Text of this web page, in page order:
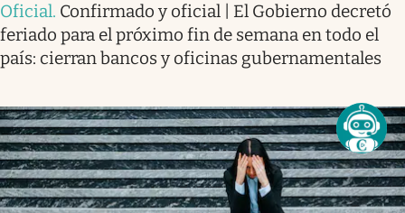
Oficial. Confirmado y oficial | El Gobierno decretó
feriado para el próximo fin de semana en todo el
país: cierran bancos y oficinas gubernamentales